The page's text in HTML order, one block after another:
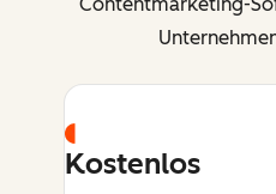
Kostenlos